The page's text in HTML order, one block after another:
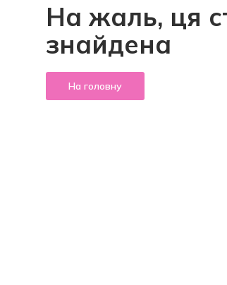
На жаль, ця
знайдена
На головну